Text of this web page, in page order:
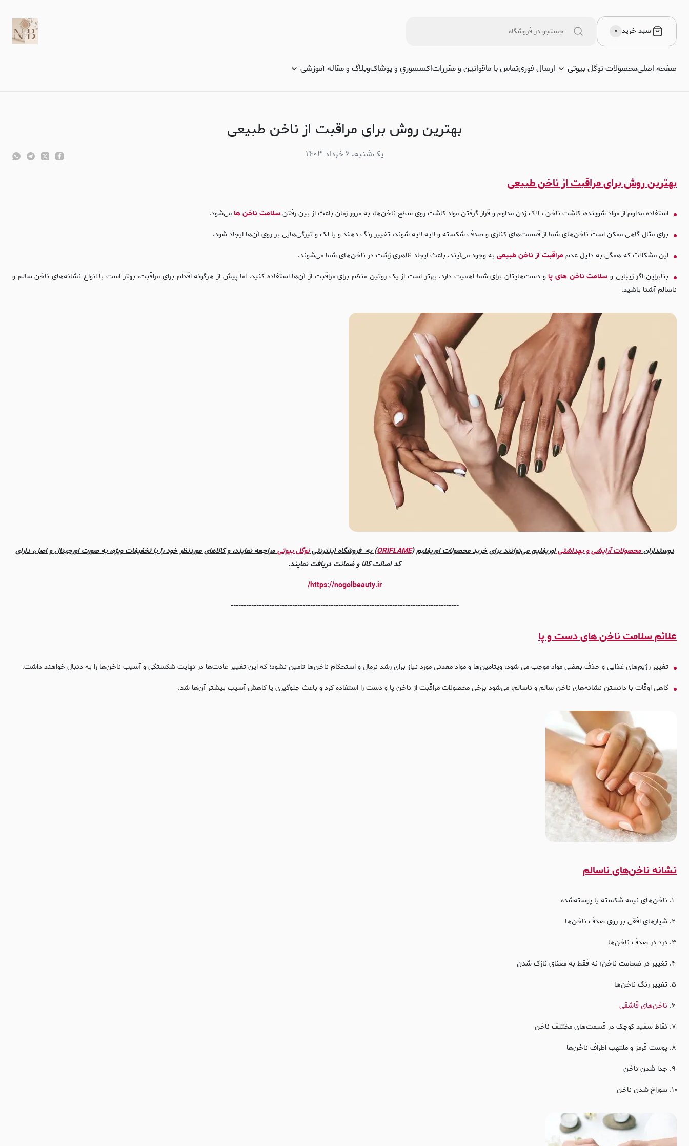
سبد خرید ۰
صفحه اصلیمحصولات نوگل بیوتی ارسال فوریتماس با ماقوانین و مقرراتاكسسوري و پوشاکوبلاگ و مقاله آموزشی
بهترین روش‌ برای مراقبت از ناخن طبیعی
یک‌شنبه، ۶ خرداد ۱۴۰۳
بهترین روش‌ برای مراقبت از ناخن طبیعی
استفاده مداوم از مواد شوینده، کاشت ناخن ، لاک زدن مداوم و قرار گرفتن مواد کاشت روی سطح ناخن‌ها، به مرور زمان باعث از بین رفتنسلامت ناخن هامی‌شود.
برای مثال گاهی ممکن است ناخن‌های شما از قسمت‌های کناری و صدف شکسته و لایه لایه شوند، تغییر ‌رنگ دهند و یا لک و تیرگی‌هایی بر روی آن‌ها ایجاد شود.
این مشکلات که همگی به دلیل عدم مراقبت از ناخن طبیعی به وجود می‌آیند، باعث ایجاد ظاهری زشت در ناخن‌های شما می‌شوند.
بنابراین اگر زیبایی و سلامت ناخن های پاو دست‌هایتان برای شما اهمیت دارد، بهتر است از یک روتین منظم برای مراقبت از آن‌ها استفاده کنید. اما پیش از هرگونه اقدام برای مراقبت، بهتر است با انواع نشانه‌های ناخن سالم و
ناسالم آشنا باشید.
دوستدارانمحصولات آرایشی و بهداشتیاوریفلیم می‌توانند برای خرید محصولات اوریفلیم(
ORIFLAME) به فروشگاه اینترنتینوگل بیوتیمراجعه نمایند، و کالاهای موردنظر خود را با تخفیفات ویژه، به صورت اورجینال و اصل، دارای
کد اصالت کالا و ضمانت دریافت نمایند.
https://nogolbeauty.ir/
-----------------------------------------------------------------------------------------
علائم سلامت ناخن های دست و پا
تغییر رژیم‌های غذایی و حذف بعضی مواد موجب می شود، ویتامین‌ها و مواد معدنی مورد نیاز برای رشد نرمال و استحکام ناخن‌‌ها تامین نشود؛ که این تغییر عادت‌ها در نهایت شکستگی و آسیب ناخن‌ها را به دنبال خواهند داشت.
گاهی اوقات با دانستن نشانه‌های ناخن سالم و ناسالم، می‌شود برخی محصولات مراقبت از ناخن پا و دست را استفاده کرد و باعث جلوگیری یا کاهش آسیب بیشتر آن‌ها شد.
نشانه ناخن‌های ناسالم
ناخن‌های نیمه‌ شکسته یا پوسته‌شده
شیارهای افقی بر روی صدف ناخن‌ها
درد در صدف ناخن‌ها
تغییر در ضحامت ناخن؛ نه فقط به معنای نازک شدن
تغییر رنگ ناخن‌ها
ناخن‌های قاشقی
نقاط سفید کوچک در قسمت‌های مختلف ناخن
پوست قرمز و ملتهب اطراف ناخن‌ها
جدا شدن ناخن
سوراخ شدن ناخن